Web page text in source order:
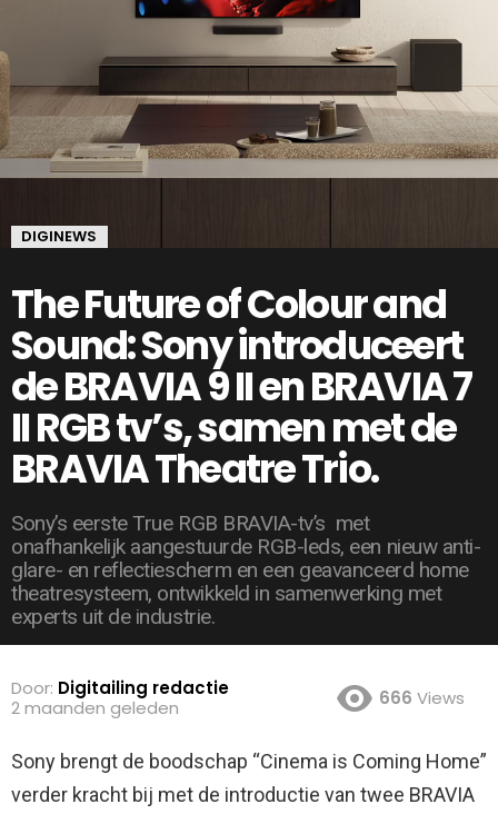
DIGINEWS
The Future of Colour and
Sound: Sony introduceert
de BRAVIA 9 II en BRAVIA 7
II RGB tv’s, samen met de
BRAVIA Theatre Trio.
Sony’s eerste True RGB BRAVIA-tv’s ​ met
onafhankelijk aangestuurde RGB-leds, een nieuw anti-
glare- en reflectiescherm en een geavanceerd home
theatresysteem, ontwikkeld in samenwerking met
experts uit de industrie.
Door: Digitailing redactie
2 maanden geleden
666 Views
Sony brengt de boodschap “Cinema is Coming Home”
verder kracht bij met de introductie van twee BRAVIA